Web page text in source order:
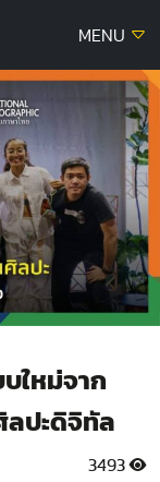
MENU
ใหม่จาก
ลปะดิจิทัล
3493